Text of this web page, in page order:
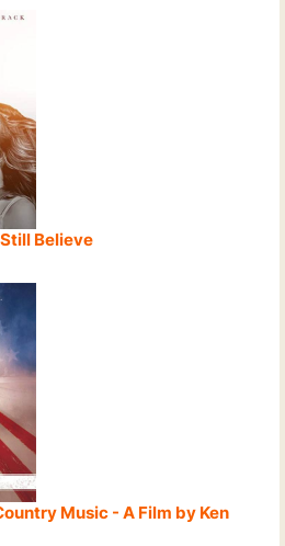
Believe
Music - A Film by Ken